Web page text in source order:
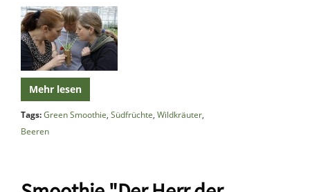
Mehr lesen
Tags:Green Smoothie, Südfrüchte, Wildkräuter,
Beeren